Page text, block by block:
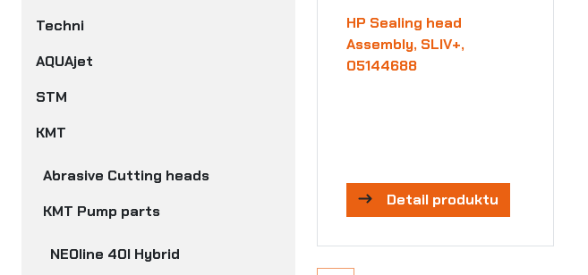
Techni
AQUAjet
STM
KMT
Abrasive Cutting heads
KMT Pump parts
NEOline 40I Hybrid
HP Sealing head
Assembly, SLIV+,
05144688
Detail produktu